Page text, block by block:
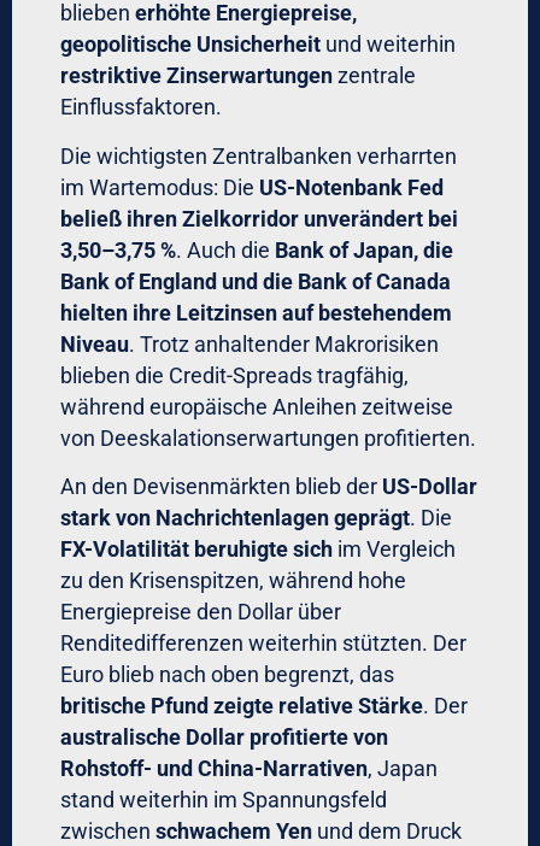
blieben erhöhte Energiepreise,
geopolitische Unsicherheit und weiterhin
restriktive Zinserwartungen zentrale
Einflussfaktoren.
Die wichtigsten Zentralbanken verharrten
im Wartemodus: Die US-Notenbank Fed
beließ ihren Zielkorridor unverändert bei
3,50–3,75 %. Auch die Bank of Japan, die
Bank of England und die Bank of Canada
hielten ihre Leitzinsen auf bestehendem
Niveau. Trotz anhaltender Makrorisiken
blieben die Credit-Spreads tragfähig,
während europäische Anleihen zeitweise
von Deeskalationserwartungen profitierten.
An den Devisenmärkten blieb der US-Dollar
stark von Nachrichtenlagen geprägt. Die
FX-Volatilität beruhigte sich im Vergleich
zu den Krisenspitzen, während hohe
Energiepreise den Dollar über
Renditedifferenzen weiterhin stützten. Der
Euro blieb nach oben begrenzt, das
britische Pfund zeigte relative Stärke. Der
australische Dollar profitierte von
Rohstoff- und China-Narrativen, Japan
stand weiterhin im Spannungsfeld
zwischen schwachem Yen und dem Druck